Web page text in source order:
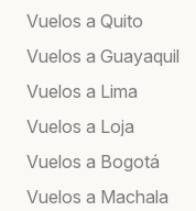
Vuelos a Quito
Vuelos a Guayaquil
Vuelos a Lima
Vuelos a Loja
Vuelos a Bogotá
Vuelos a Machala